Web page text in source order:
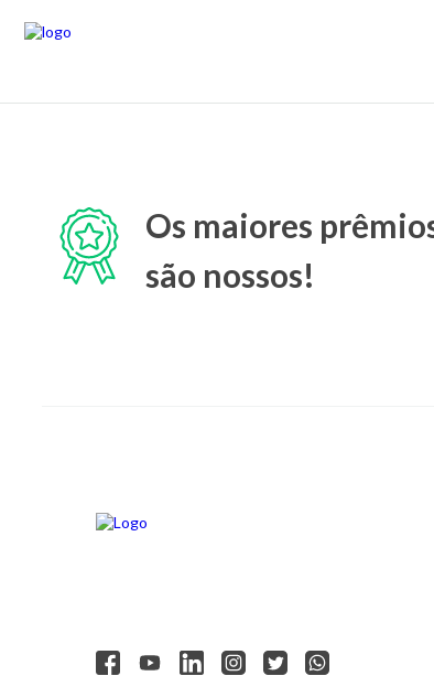
Os maiores
são nossos!